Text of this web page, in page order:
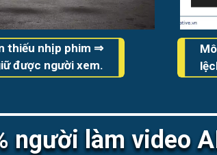
thiếu nhịp phim ⇒
được người xem.
người làm video